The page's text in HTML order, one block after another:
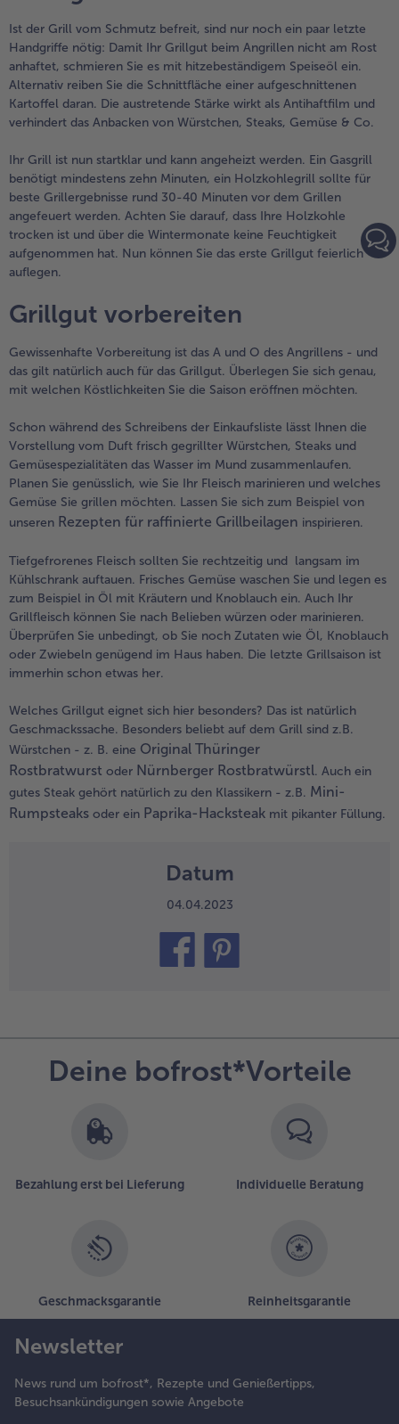
Ist der Grill vom Schmutz befreit, sind nur noch ein paar letzte
Handgriffe nötig: Damit Ihr Grillgut beim Angrillen nicht am Rost
anhaftet, schmieren Sie es mit hitzebeständigem Speiseöl ein.
Alternativ reiben Sie die Schnittfläche einer aufgeschnittenen
Kartoffel daran. Die austretende Stärke wirkt als Antihaftfilm und
verhindert das Anbacken von Würstchen, Steaks, Gemüse & Co.
Ihr Grill ist nun startklar und kann angeheizt werden. Ein Gasgrill
benötigt mindestens zehn Minuten, ein Holzkohlegrill sollte für
beste Grillergebnisse rund 30-40 Minuten vor dem Grillen
angefeuert werden. Achten Sie darauf, dass Ihre Holzkohle
trocken ist und über die Wintermonate keine Feuchtigkeit
aufgenommen hat. Nun können Sie das erste Grillgut feierlich
auflegen.
Grillgut vorbereiten
Gewissenhafte Vorbereitung ist das A und O des Angrillens - und
das gilt natürlich auch für das Grillgut. Überlegen Sie sich genau,
mit welchen Köstlichkeiten Sie die Saison eröffnen möchten.
Schon während des Schreibens der Einkaufsliste lässt Ihnen die
Vorstellung vom Duft frisch gegrillter Würstchen, Steaks und
Gemüsespezialitäten das Wasser im Mund zusammenlaufen.
Planen Sie genüsslich, wie Sie Ihr Fleisch marinieren und welches
Gemüse Sie grillen möchten. Lassen Sie sich zum Beispiel von
unseren Rezepten für raffinierte Grillbeilagen inspirieren.
Tiefgefrorenes Fleisch sollten Sie rechtzeitig und langsam im
Kühlschrank auftauen. Frisches Gemüse waschen Sie und legen es
zum Beispiel in Öl mit Kräutern und Knoblauch ein. Auch Ihr
Grillfleisch können Sie nach Belieben würzen oder marinieren.
Überprüfen Sie unbedingt, ob Sie noch Zutaten wie Öl, Knoblauch
oder Zwiebeln genügend im Haus haben. Die letzte Grillsaison ist
immerhin schon etwas her.
Welches Grillgut eignet sich hier besonders? Das ist natürlich
Geschmackssache. Besonders beliebt auf dem Grill sind z.B.
Würstchen - z. B. eine Original Thüringer
Rostbratwurst oder Nürnberger Rostbratwürstl. Auch ein
gutes Steak gehört natürlich zu den Klassikern - z.B. Mini-
Rumpsteaks oder ein Paprika-Hacksteak mit pikanter Füllung.
Datum
04.04.2023
Deine bofrost*Vorteile
Bezahlung erst bei Lieferung Individuelle Beratung
Geschmacksgarantie Reinheitsgarantie
Newsletter
News rund um bofrost*, Rezepte und Genießertipps,
Besuchsankündigungen sowie Angebote